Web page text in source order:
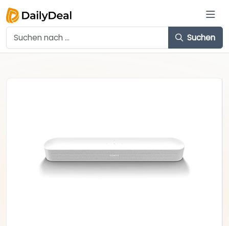
Suchen